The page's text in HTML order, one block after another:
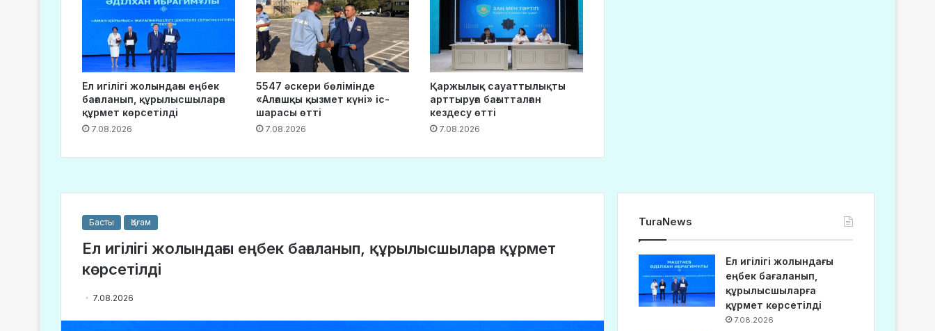
Ел игілігі жолындағы еңбек
бағаланып, құрылысшыларға
құрмет көрсетілді
7.08.2026
5547 әскери бөлімінде
«Алғашқы қызмет күні» іс-
шарасы өтті
7.08.2026
Қаржылық сауаттылықты
арттыруға бағытталған
кездесу өтті
7.08.2026